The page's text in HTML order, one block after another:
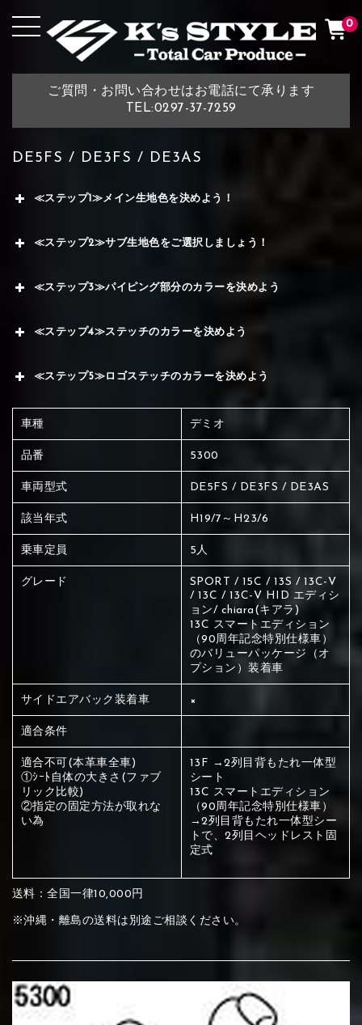
ご質問・お問い合わせはお電話にて承ります
TEL:0297-37-7259
0
DE5FS / DE3FS / DE3AS
≪ステップ1≫メイン生地色を決めよう！
赤く塗られている場所を選択
ください
メイン生地は下記16種類からご選択ください。
①Beige
④Brown ⑤Dark Brown
≪ステップ2≫サブ生地色をご選択しましょう！
赤く塗られている部分にカラ
ー選択ください
サブ生地は下記16種類からご選択ください。
≪ステップ3≫パイピング部分のカラーを決めよう
赤く塗られている場所を選択
ください
刺繍は下記21種類からご選択ください。
≪ステップ4≫ステッチのカラーを決めよう
赤く塗られている場所を選択
ください
刺繍は下記21種類からご選択ください。
≪ステップ5≫ロゴステッチのカラーを決めよう
赤く塗られている場所を選択
ください
車種 デミオ
品番 5300
車両型式 DE5FS / DE3FS / DE3AS
該当年式 H19/7～H23/6
乗車定員 5人
グレード
SPORT / 15C / 13S / 13C-V
/ 13C / 13C-V HID エディシ
ョン/ chiara(キアラ)
13C スマートエディション
（90周年記念特別仕様車）
のバリューパッケージ（オ
プション）装着車
サイドエアバック装着車 ×
適合条件
適合不可(本革車全車)
①ｼｰﾄ自体の大きさ(ファブ
リック比較)
②指定の固定方法が取れな
い為
13F →2列目背もたれ一体型
シート
13C スマートエディション
（90周年記念特別仕様車）
→2列目背もたれ一体型シー
トで、2列目ヘッドレスト固
定式
送料：全国一律10,000円
※沖縄・離島の送料は別途ご相談ください。